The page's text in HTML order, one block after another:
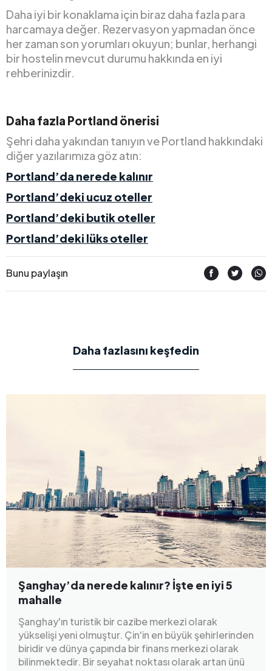
Daha iyi bir konaklama için biraz daha fazla para
harcamaya değer. Rezervasyon yapmadan önce
her zaman son yorumları okuyun; bunlar, herhangi
bir hostelin mevcut durumu hakkında en iyi
rehberinizdir.
Daha fazla Portland önerisi
Şehri daha yakından tanıyın ve Portland hakkındaki
diğer yazılarımıza göz atın:
Portland’da nerede kalınır
Portland’deki ucuz oteller
Portland’deki butik oteller
Portland’deki lüks oteller
Bunu paylaşın
Daha fazlasını keşfedin
Şanghay’da nerede kalınır? İşte en iyi 5
mahalle
Şanghay'ın turistik bir cazibe merkezi olarak
yükselişi yeni olmuştur. Çin'in en büyük şehirlerinden
biridir ve dünya çapında bir finans merkezi olarak
bilinmektedir. Bir seyahat noktası olarak artan ünü